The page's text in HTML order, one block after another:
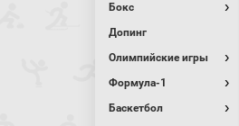
Бокс
Допинг
Олимпийские игры
Формула-1
Баскетбол